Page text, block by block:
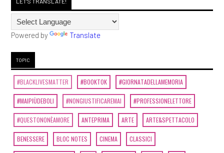
Powered by Translate
TOPIC
#BLACKLIVESMATTER #BOOKTOK #GIORNATADELLAMEMORIA
#MAIPIÙDEBOLI #NONGIUSTIFICAREMAI #PROFESSIONELETTORE
#QUESTONONÈAMORE ANTEPRIMA ARTE ARTE&SPETTACOLO
BENESSERE BLOC NOTES CINEMA CLASSICI